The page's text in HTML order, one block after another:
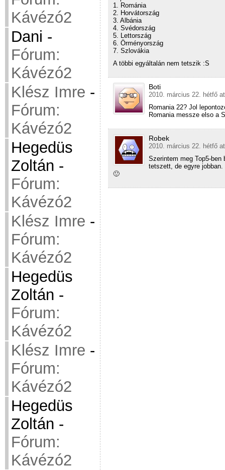
Kávézó2
Dani -
Fórum:
Kávézó2
Klész Imre -
Fórum:
Kávézó2
Hegedüs
Zoltán -
Fórum:
Kávézó2
Klész Imre -
Fórum:
Kávézó2
Hegedüs
Zoltán -
Fórum:
Kávézó2
Klész Imre -
Fórum:
Kávézó2
Hegedüs
Zoltán -
Fórum:
Kávézó2
1. Románia
2. Horvátország
3. Albánia
4. Svédország
5. Lettország
6. Örményország
7. Szlovákia
A többi egyáltalán nem tetszik :S
Boti
2010. március 22. hétfő
Romania 22? Jol
Romania messze elso a
Robek
2010. március 22. hétfő
Szerintem meg Top5-
tetszett, de egyre
🙂